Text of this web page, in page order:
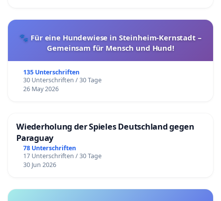
🐾 Für eine Hundewiese in Steinheim-Kernstadt –
Gemeinsam für Mensch und Hund!
135 Unterschriften
30 Unterschriften / 30 Tage
26 May 2026
Wiederholung der Spieles Deutschland gegen
Paraguay
78 Unterschriften
17 Unterschriften / 30 Tage
30 Jun 2026